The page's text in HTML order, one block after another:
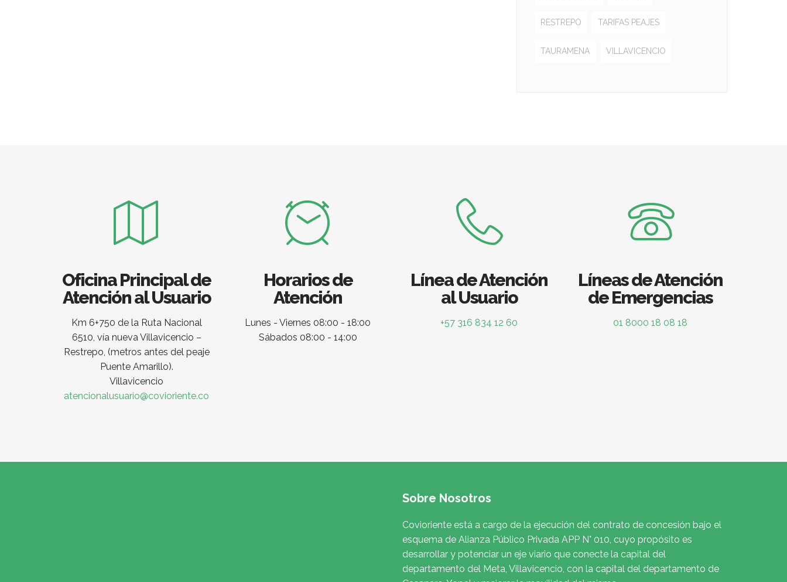
RESTREPO TARIFAS PEAJES
TAURAMENA VILLAVICENCIO
Oficina Principal de
Atención al Usuario
Km 6+750 de la Ruta Nacional
6510, vía nueva Villavicencio –
Restrepo, (metros antes del peaje
Puente Amarillo).
Villavicencio
atencionalusuario@covioriente.co
Horarios de
Atención
Lunes - Viernes 08:00 - 18:00
Sábados 08:00 - 14:00
Línea de Atención
al Usuario
+57 316 834 12 60
Líneas de Atención
de Emergencias
01 8000 18 08 18
Sobre Nosotros
Covioriente está a cargo de la ejecución del contrato de concesión bajo el
esquema de Alianza Público Privada APP N° 010, cuyo propósito es
desarrollar y potenciar un eje viario que conecte la capital del
departamento del Meta, Villavicencio, con la capital del departamento de